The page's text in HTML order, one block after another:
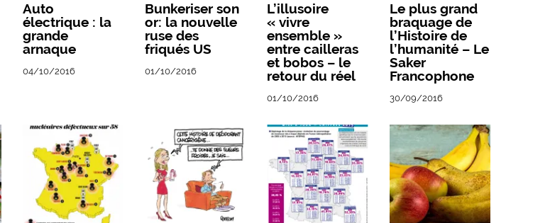
Auto
électrique : la
grande
arnaque
04/10/2016
Bunkeriser son
or: la nouvelle
ruse des
friqués US
01/10/2016
L’illusoire
« vivre
ensemble »
entre cailleras
et bobos – le
retour du réel
01/10/2016
Le plus grand
braquage de
l’Histoire de
l’humanité – Le
Saker
Francophone
30/09/2016